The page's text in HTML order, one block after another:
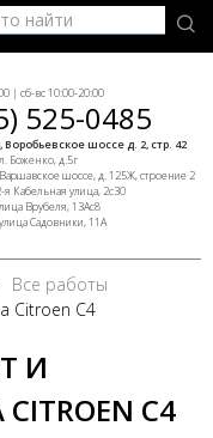
| сб-вс 10:00-20:00
525-0485
шоссе д. 2, стр. 42
Боженко, д.5г
шоссе, д. 125Ж, строение 2
Кабельная улица, 2с30
Врубеля, 13Ас8
Садовники, 11А
Все работы
Citroen C4
И
C4